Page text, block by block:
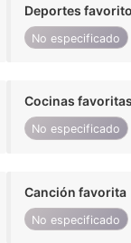
Deportes
No especificado
Cocinas favoritas
No especificado
Canción favorita
No especificado